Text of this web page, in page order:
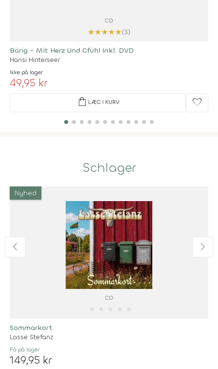
CD
★★★★★(3)
Bärig - Mit Herz Und Gfühl Inkl. DVD
Hansi Hinterseer
Ikke på lager
49,95 kr
shopping_bag LÆG I KURV favorite
Schlager
Nyhed
CD
Sommarkort
Lasse Stefanz
Få på lager
149,95 kr